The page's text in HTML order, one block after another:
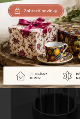
Naposledy